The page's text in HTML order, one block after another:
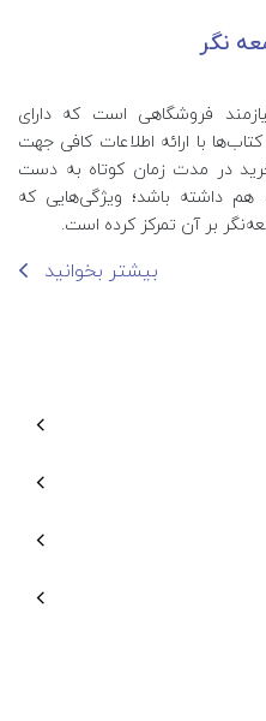
نگر
فروشگاهی است که دارای
با ارائه اطلاعات کافی جهت
در مدت زمان کوتاه به دست
داشته باشد؛ ویژگی‌هایی که
بر آن تمرکز کرده است.
بیشتر بخوانید